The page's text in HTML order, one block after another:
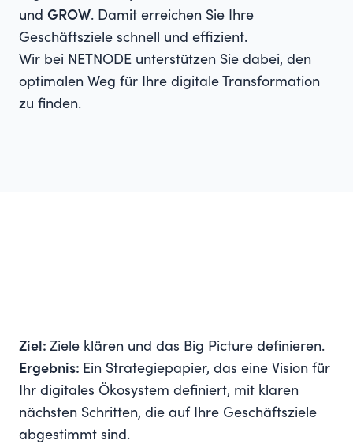
und GROW. Damit erreichen Sie Ihre
Geschäftsziele schnell und effizient.
Wir bei NETNODE unterstützen Sie dabei, den
optimalen Weg für Ihre digitale Transformation
zu finden.
Ziel: Ziele klären und das Big Picture definieren.
Ergebnis: Ein Strategiepapier, das eine Vision für
Ihr digitales Ökosystem definiert, mit klaren
nächsten Schritten, die auf Ihre Geschäftsziele
abgestimmt sind.